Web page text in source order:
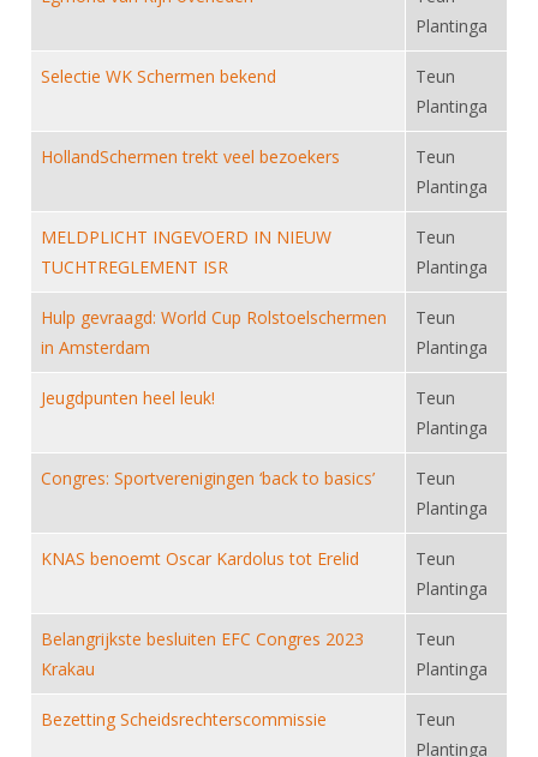
Website
Gebruiksvoorwaarden
Bestuur
Ereleden
Vacatures
Contact
Medewerkers
Formulieren
Verenigingsondersteuning
Witte Vlekkenplan
Oprichting Vereniging
Inschrijven
Materiaal
Schermpaspoort
Rolstoelschermen
Wedstrijdkalender
KNAS Keurmerk
NK's
JEC
Veteranenwedstrijden
Nieuws
Scheidsrechterslijst
DBT
FBT
Talentontwikkeling
Internationale Titeltoernooien
Internationale aanmeldingen
Nieuws
Internationale opleidingen
Opleidingen
Leraar
Voor scheidsrechters
Scheidsrechterslijst
Opleidingen
Archief
Infotheek
Nieuws
Plantinga
Selectie WK Schermen bekend
Teun
Plantinga
HollandSchermen trekt veel bezoekers
Teun
Plantinga
MELDPLICHT INGEVOERD IN NIEUW
TUCHTREGLEMENT ISR
Teun
Plantinga
Hulp gevraagd: World Cup Rolstoelschermen
in Amsterdam
Teun
Plantinga
Jeugdpunten heel leuk!
Teun
Plantinga
Congres: Sportverenigingen ‘back to basics’
Teun
Plantinga
KNAS benoemt Oscar Kardolus tot Erelid
Teun
Plantinga
Belangrijkste besluiten EFC Congres 2023
Krakau
Teun
Plantinga
Bezetting Scheidsrechterscommissie
Teun
Plantinga